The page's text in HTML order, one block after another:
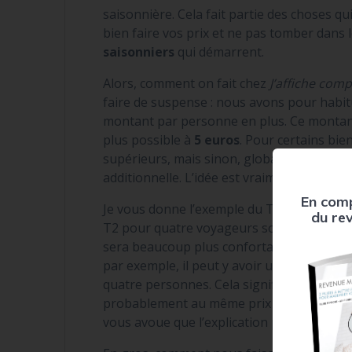
saisonnière. Cela fait partie des choses
bien faire vos prix et ne pas tomber
saisonniers qui démarrent.
Alors, comment on fait chez J’affiche
faire de suspense : nous avons pour
montant par personne en plus. Ce
plus possible à 5 euros. Pour certains
supérieurs, mais sinon, globalement,
additionnelle. L’idée est vraiment de ne
Je vous donne l’exemple du T2. Si nous
T2 pour quatre voyageurs soit égal à
sera beaucoup plus confortable avec
par exemple, il peut y avoir un écart de20
quatre personnes. Cela signifie qu’un T2
probablement au même prix qu’un T3,
vous avoue que l’explication peut
En
du